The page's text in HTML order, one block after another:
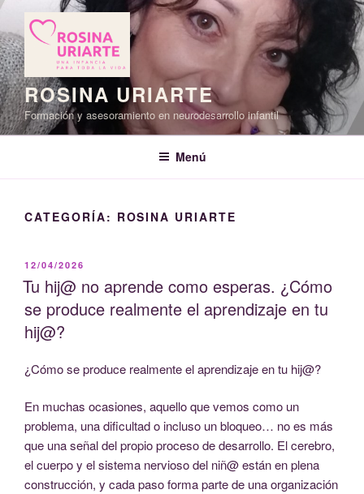
Saltar
al
contenido
ROSINA URIARTE
Formación y asesoramiento en neurodesarrollo infantil
Menú
CATEGORÍA: ROSINA URIARTE
PUBLICADO
EL
12/04/2026
Tu hij@ no aprende como esperas. ¿Cómo
se produce realmente el aprendizaje en tu
hij@?
¿Cómo se produce realmente el aprendizaje en tu hij@?
En muchas ocasiones, aquello que vemos como un
problema, una dificultad o incluso un bloqueo… no es más
que una señal del propio proceso de desarrollo. El cerebro,
el cuerpo y el sistema nervioso del niñ@ están en plena
construcción, y cada paso forma parte de una organización